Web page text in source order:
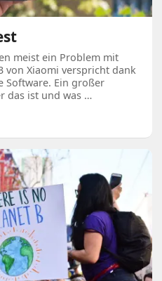
meist ein Problem mit
von Xiaomi verspricht dank
Software. Ein großer
das ist und was …